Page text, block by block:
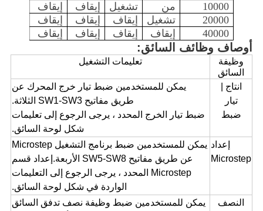
10000
من تشغيل إيقاف
إيقاف
20000
تشغيل إيقاف إيقاف
إيقاف
40000
إيقاف إيقاف إيقاف إيقاف
أوصاف وظائف السائق:
وظيفة
السائق
تعليمات التشغيل
انتاج |
تيار
ضبط
يمكن للمستخدمين ضبط تيار خرج المحرك عن
طريق مفاتيح SW1-SW3 الثلاثة.
ضبط تيار الخرج المحدد ، يرجى الرجوع إلى تعليمات
شكل لوحة السائق.
إعداد
Microstep
يمكن للمستخدمين ضبط برنامج التشغيل Microstep
عن طريق مفاتيح SW5-SW8 الأربعة.إعداد قسم
Microstep المحدد ، يرجى الرجوع إلى التعليمات
الواردة في شكل لوحة السائق.
النصف
يمكن للمستخدمين ضبط وظيفة نصف تدفق السائق